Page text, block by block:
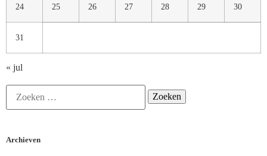
24 25 26 27 28 29 30
31
« jul
Archieven